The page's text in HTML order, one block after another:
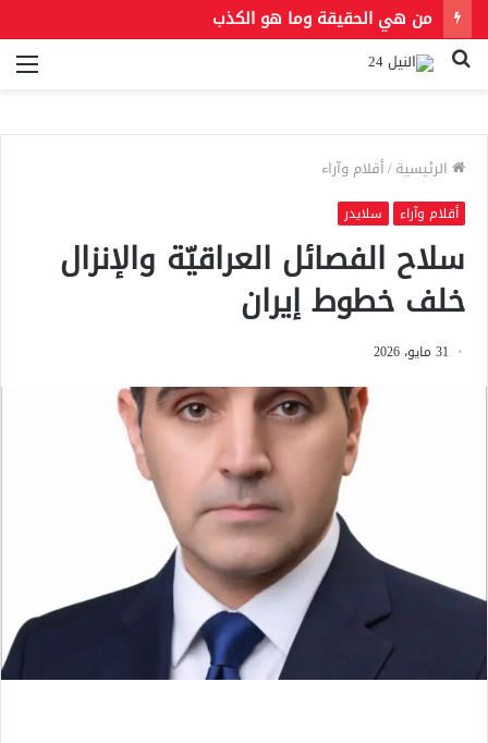
من هي الحقيقة وما هو الكذب
بحث
الرئيسية/أقلام وآراء
أقلام وآراء سلايدر
سلاح الفصائل العراقيّة والإنزال
خلف خطوط إيران
31 مايو، 2026